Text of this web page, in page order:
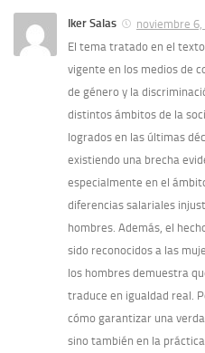
Iker Salas
noviembre 6,
El tema tratado en el
vigente en los medios de
de género y la
distintos ámbitos de la
logrados en las últimas
existiendo una brecha
especialmente en el
diferencias salariales
hombres. Además, el
sido reconocidos a las
los hombres demuestra
traduce en igualdad real.
cómo garantizar una
sino también en la